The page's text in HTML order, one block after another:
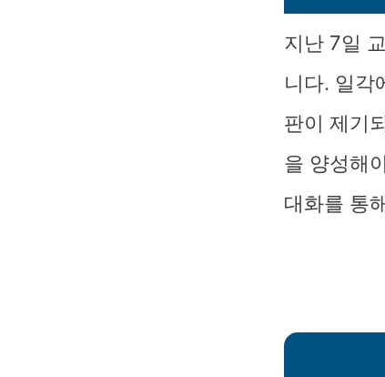
지난 7일
니다. 일각
판이 제기
을 양성해
대화를 통